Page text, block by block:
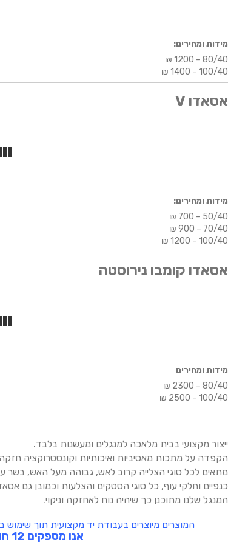
מידות ומחירים:
₪ 1200 – 80/40
₪ 1400 – 100/40
אסאדו V
מידות ומחירים:
₪ 700 – 50/40
₪ 900 – 70/40
₪ 1200 – 100/40
אסאדו קומבו נירוסטה
מידות ומחירים
₪ 2300 – 80/40
₪ 2500 – 100/40
ייצור מקצועי בבית מלאכה למנגלים ומעשנות בלבד.
הקפדה על מתכות מאסיביות ואיכותיות וקונסטרוקציה
מתאים לכל סוגי הצלייה קרוב לאש, גבוהה מעל האש, בשר
כנפיים וחלקי עוף, כל סוגי הסטקים והצלעות וכמובן גם
המנגל שלנו מתוכנן כך שיהיה נוח לאחזקה וניקוי.
המוצרים מיוצרים בעבודת יד מקצועית תוך שימוש
אנו מספקים 12 חודשי אחריות ! ! ! ! !